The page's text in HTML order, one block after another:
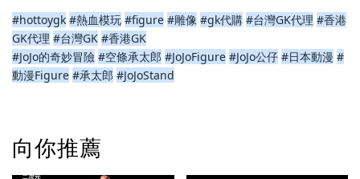
#hottoygk #熱血模玩 #figure #雕像 #gk代購 #台灣GK代理 #香港
GK代理 #台灣GK #香港GK
#JoJo的奇妙冒險 #空條承太郎 #JoJoFigure #JoJo公仔 #日本動漫 #
動漫Figure #承太郎 #JoJoStand
向你推薦